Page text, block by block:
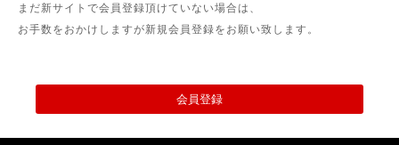
まだ新サイトで会員登録頂けていない場合は、
お手数をおかけしますが新規会員登録をお願い致します。